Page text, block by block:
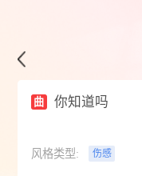
曲 你知道吗
风格类型: 伤感